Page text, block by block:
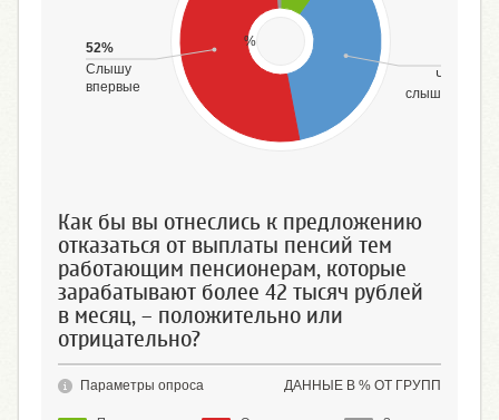
%
Что-то
слышал(-а)
52%
Слышу
впервые
Как бы вы отнеслись к предложению
отказаться от выплаты пенсий тем
работающим пенсионерам, которые
зарабатывают более 42 тысяч рублей
в месяц, – положительно или
отрицательно?
ДАННЫЕ В % ОТ ГРУПП
Параметры опроса